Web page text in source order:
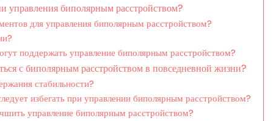
управления биполярным расстройством?
для управления биполярным расстройством?
поддержать управление биполярным расстройством?
с биполярным расстройством в повседневной жизни?
стабильности?
избегать при управлении биполярным расстройством?
управление биполярным расстройством?